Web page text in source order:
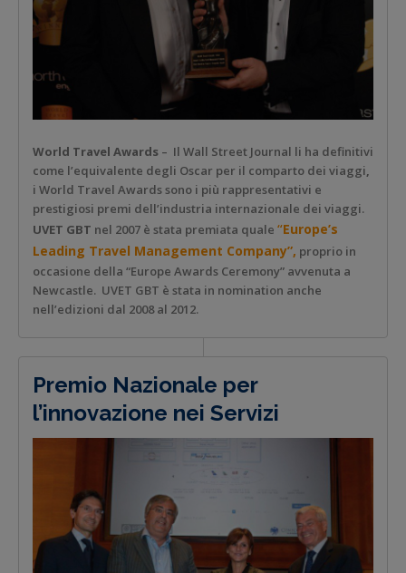
World Travel Awards – Il Wall Street Journal li ha definitivi
come l’equivalente degli Oscar per il comparto dei viaggi,
i World Travel Awards sono i più rappresentativi e
prestigiosi premi dell’industria internazionale dei viaggi.
UVET GBT nel 2007 è stata premiata quale “Europe’s
Leading Travel Management Company”, proprio in
occasione della “Europe Awards Ceremony” avvenuta a
Newcastle. UVET GBT è stata in nomination anche
nell’edizioni dal 2008 al 2012.
Premio Nazionale per
l’innovazione nei Servizi